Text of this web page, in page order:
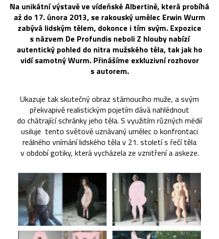
Na unikátní výstavě ve vídeňské Albertině, která probíhá
až do 17. února 2013, se rakouský umělec Erwin Wurm
zabývá lidským tělem, dokonce i tím svým. Expozice
s názvem De Profundis neboli Z hlouby nabízí
autentický pohled do nitra mužského těla, tak jak ho
vidí samotný Wurm. Přinášíme exkluzivní rozhovor
s autorem.
Ukazuje tak skutečný obraz stárnoucího muže, a svým
překvapivě realistickým pojetím dává nahlédnout
do chátrající schránky jeho těla. S využitím různých médií
usiluje tento světově uznávaný umělec o konfrontaci
reálného vnímání lidského těla v 21. století s řečí těla
v období gotiky, která vycházela ze vznitření a askeze.